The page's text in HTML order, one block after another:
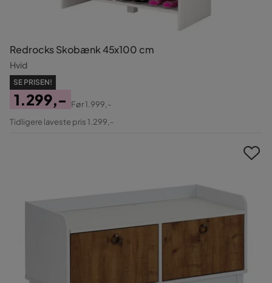
Redrocks Skobænk 45x100 cm
Hvid
SE PRISEN!
Pris
1.299,-
Original
Før1.999,-
Tidligere laveste pris 1.299,-